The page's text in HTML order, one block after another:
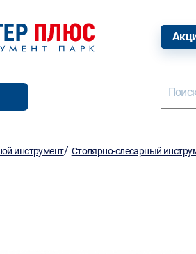
инструмент/ Столярно-слесарный